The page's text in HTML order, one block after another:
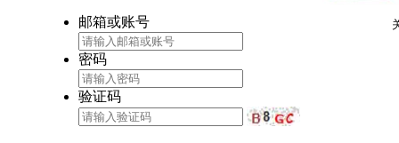
邮箱或账号
密码
验证码